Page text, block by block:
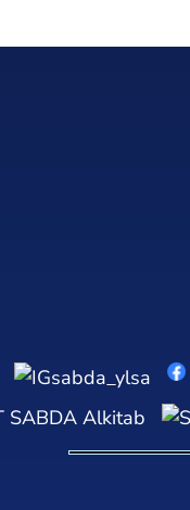
sabda_ylsa
SABDA Alkitab